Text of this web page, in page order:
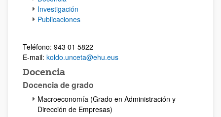
Investigación
Publicaciones
Teléfono: 943 01 5822
E-mail: koldo.unceta@ehu.eus
Docencia
Docencia de grado
Macroeconomía (Grado en Administración y
Dirección de Empresas)